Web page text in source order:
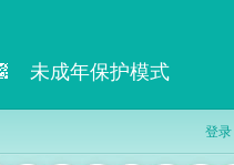
未成年保护模式
登录